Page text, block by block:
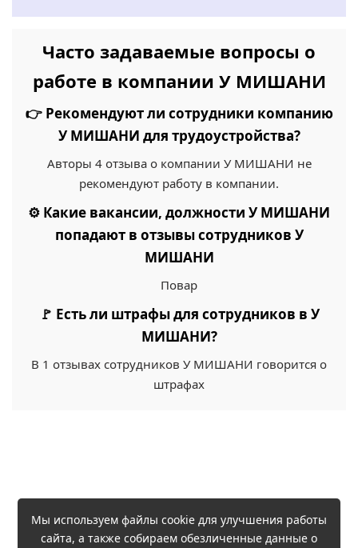
Часто задаваемые вопросы о
работе в компании У МИШАНИ
👉 Рекомендуют ли сотрудники компанию
У МИШАНИ для трудоустройства?
Авторы 4 отзыва о компании У МИШАНИ не
рекомендуют работу в компании.
⚙️ Какие вакансии, должности У МИШАНИ
попадают в отзывы сотрудников У
МИШАНИ
Повар
🚩 Есть ли штрафы для сотрудников в У
МИШАНИ?
В 1 отзывах сотрудников У МИШАНИ говорится о
штрафах
Мы используем файлы cookie для улучшения работы
сайта, а также собираем обезличенные данные о